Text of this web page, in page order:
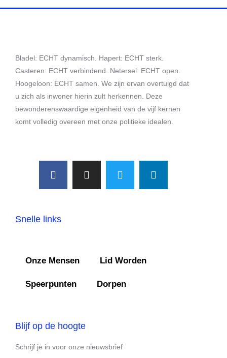
Bladel: ECHT dynamisch. Hapert: ECHT sterk.
Casteren: ECHT verbindend. Netersel: ECHT open.
Hoogeloon: ECHT samen. We zijn ervan overtuigd dat
u zich als inwoner hierin zult herkennen. Deze
bewonderenswaardige eigenheid van de vijf kernen
komt volledig overeen met onze politieke idealen.
Snelle links
Onze Mensen Lid Worden
Speerpunten Dorpen
Blijf op de hoogte
Schrijf je in voor onze nieuwsbrief